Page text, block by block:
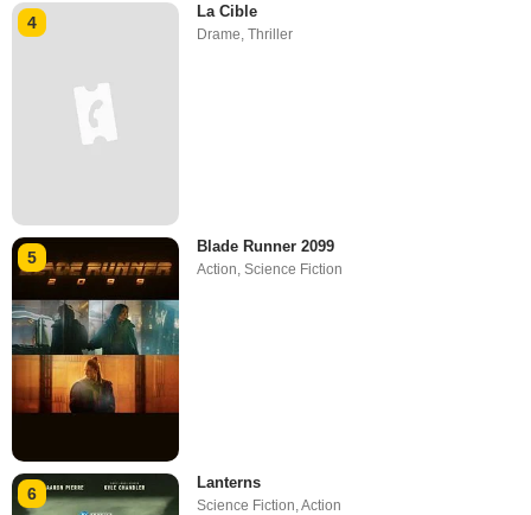
4
La Cible
Drame,Thriller
5
Blade Runner 2099
Action,Science Fiction
6
Lanterns
Science Fiction ,Action